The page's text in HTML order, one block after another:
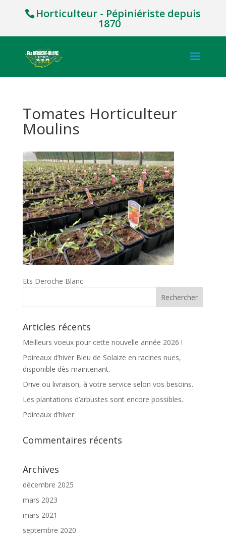
Horticulteur - Pépiniériste depuis
1870
Tomates Horticulteur
Moulins
Ets Deroche Blanc
Articles récents
Meilleurs voeux pour cette nouvelle année 2026 !
Poireaux d’hiver Bleu de Solaize en racines nues,
disponible dès maintenant.
Drive ou livraison, à votre service selon vos besoins.
Les plantations d’arbustes sont encore possibles.
Poireaux d’hiver
Commentaires récents
Archives
décembre 2025
mars 2023
mars 2021
septembre 2020